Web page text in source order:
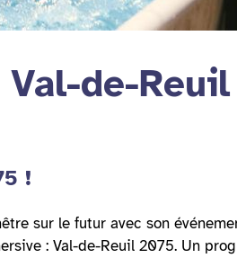
de-
!
sur le futur avec son
: Val-de-Reuil 2075. Un